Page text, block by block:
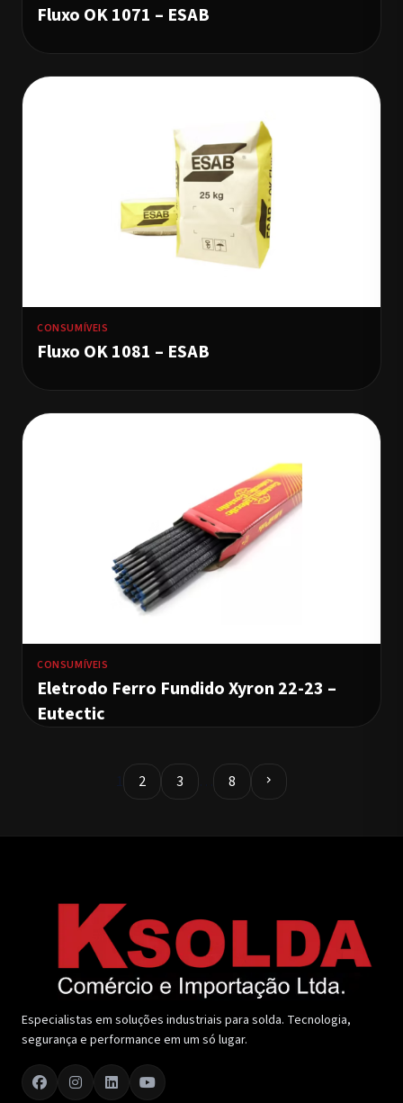
Fluxo OK 1071 – ESAB
CONSUMÍVEIS
Fluxo OK 1081 – ESAB
CONSUMÍVEIS
Eletrodo Ferro Fundido Xyron 22-23 –
Eutectic
1 2 3 8 chevron_right
Especialistas em soluções industriais para solda. Tecnologia,
segurança e performance em um só lugar.